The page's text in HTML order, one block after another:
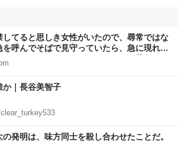
てると思しき女性がいたので、尋常ではな
呼んでそばで見守っていたら、急に現れた
んですか！？」とスマホをはたき落とされ
か｜長谷美智子
発明は、味方同士を殺し合わせたことだ。